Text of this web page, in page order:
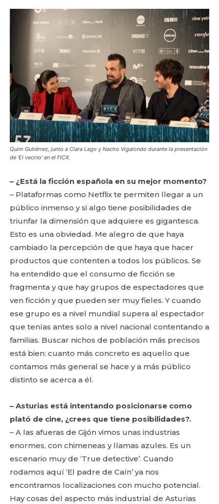
Quim Gutiérrez, junto a Clara Lago y Nacho Vigalondo durante la presentación
de ‘El vecino’ en el FICX.
– ¿Está la ficción española en su mejor momento?
– Plataformas como Netflix te permiten llegar a un
público inmenso y si algo tiene posibilidades de
triunfar la dimensión que adquiere es gigantesca.
Esto es una obviedad. Me alegro de que haya
cambiado la percepción de que haya que hacer
productos que contenten a todos los públicos. Se
ha entendido que el consumo de ficción se
fragmenta y que hay grupos de espectadores que
ven ficción y que pueden ser muy fieles. Y cuando
ese grupo es a nivel mundial supera al espectador
que tenías antes solo a nivel nacional contentando a
familias. Buscar nichos de población más precisos
está bien: cuanto más concreto es aquello que
contamos más general se hace y a más público
distinto se acerca a él.
– Asturias está intentando posicionarse como
plató de cine, ¿crees que tiene posibilidades?.
– A las afueras de Gijón vimos unas industrias
enormes, con chimeneas y llamas azules. Es un
escenario muy de ‘True detective’. Cuando
rodamos aquí ‘El padre de Caín’ ya nos
encontramos localizaciones con mucho potencial.
Hay cosas del aspecto más industrial de Asturias